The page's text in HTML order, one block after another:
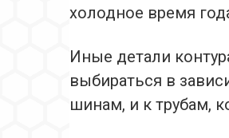
холодное время
Иные детали
выбираться в
шинам, и к трубам,